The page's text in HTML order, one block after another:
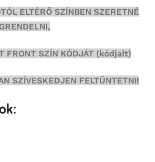
ELTÉRŐ SZÍNBEN SZERETNÉ
FRONT SZÍN KÓDJÁT (kódjait)
SZÍVESKEDJEN FELTÜNTETNI!